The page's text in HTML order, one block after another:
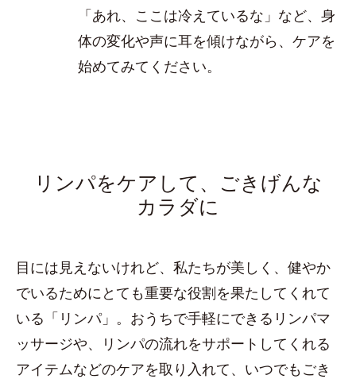
「あれ、ここは冷えているな」など、身
体の変化や声に耳を傾けながら、ケアを
始めてみてください。
リンパをケアして、ごきげんな
カラダに
目には見えないけれど、私たちが美しく、健やか
でいるためにとても重要な役割を果たしてくれて
いる「リンパ」。おうちで手軽にできるリンパマ
ッサージや、リンパの流れをサポートしてくれる
アイテムなどのケアを取り入れて、いつでもごき